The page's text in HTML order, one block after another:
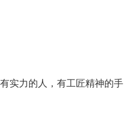
实力的人，有工匠精神的手